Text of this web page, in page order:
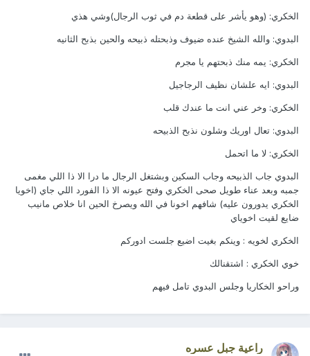
الخكري: (وهو يأشر على قطعة دم في ثوب الرجال)وشي هذي
البدوي: والله الشيخ عنده ضيوف وذبحتله ذبيحه والحين بذبح الثانيه
الخكري: يمه منك ذبحتهم يا مجرم
البدوي: ايه علشان نظيف الرجاجيل
الخكري: وخر عني انت ما عندك قلب
البدوي: تعال اوريك وشلون نذبح الذبيحه
الخكري: لا ما اتحمل
البدوي جاب الذبيحه وجاب السكين وبشتغل الرجال ما درا الا ذا اللي مغمى
جمبه وبعد عناء طويل صحى الخكري وفتح عيونه الا ذا الفورد اللي جاي (اخويا
الخكري يدورون عليه) شافهم اخونا في الله ويصرخ الحين انا خلاص مانيب
ضايع لقيت اخوياي
الخكري لخويه : وينكم بغيت اضيع جلست ادوركم
خوي الخكري : اشتقنالك
وراحو الخكاريا وجلس البدوي تامل فيهم
راعية جبل عسره